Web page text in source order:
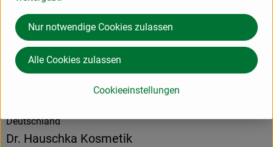
Herkunft
Hersteller: WALA Heilmittel GmbH
Deutschland
Dr. Hauschka Kosmetik
Cookieeinstellungen
Nur notwendige Cookies zulassen
Alle Cookies zulassen